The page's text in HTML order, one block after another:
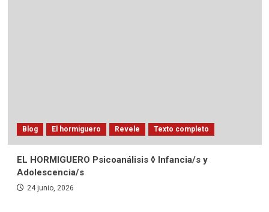
Blog El hormiguero Revele Texto completo
EL HORMIGUERO Psicoanálisis ◊ Infancia/s y
Adolescencia/s
24 junio, 2026